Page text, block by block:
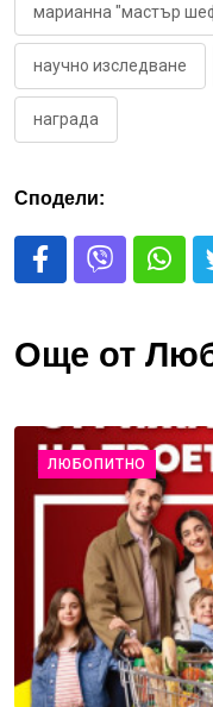
марианна "мастър
научно изследване
награда
Сподели:
Още от
ЛЮБОПИТНО